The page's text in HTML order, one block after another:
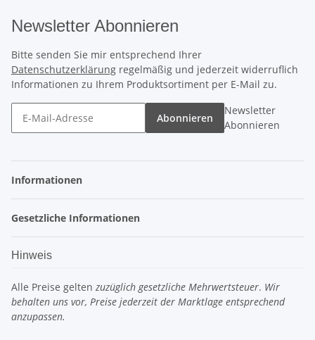
Newsletter Abonnieren
Bitte senden Sie mir entsprechend Ihrer
Datenschutzerklärung regelmäßig und jederzeit widerruflich
Informationen zu Ihrem Produktsortiment per E-Mail zu.
Abonnieren
Newsletter
Abonnieren
Informationen
Gesetzliche Informationen
Hinweis
Alle Preise gelten zuzüglich gesetzliche Mehrwertsteuer. Wir
behalten uns vor, Preise jederzeit der Marktlage entsprechend
anzupassen.